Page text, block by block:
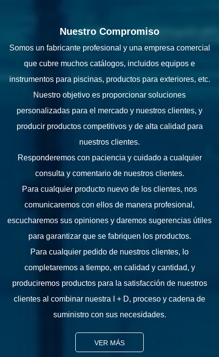
Nuestro Compromiso
Somos un fabricante profesional y una empresa comercial
que cubre muchos catálogos, incluidos equipos e
instrumentos para piscinas, productos para exteriores, etc.
Nuestro objetivo es proporcionar soluciones
personalizadas para el mercado y nuestros clientes, y
producir productos competitivos y de alta calidad para
nuestros clientes.
Responderemos con paciencia y cuidado a cualquier
consulta y comentario de nuestros clientes.
Para cualquier producto nuevo de los clientes, nos
comunicaremos con ellos de manera profesional,
escucharemos sus opiniones y daremos sugerencias útiles
para garantizar que se fabriquen los productos.
Para cualquier pedido de nuestros clientes, lo
completaremos a tiempo, en calidad y cantidad, y
produciremos productos para la satisfacción de nuestros
clientes al combinar nuestra I + D, proceso y cadena de
suministro con sus necesidades.
VER MÁS